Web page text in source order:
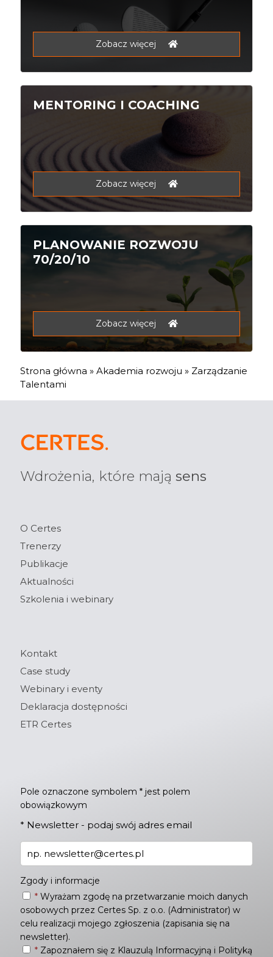
Zobacz więcej
MENTORING I COACHING
Zobacz więcej
PLANOWANIE ROZWOJU
70/20/10
Zobacz więcej
Strona główna » Akademia rozwoju » Zarządzanie
Talentami
Wdrożenia, które mają sens
O Certes
Trenerzy
Publikacje
Aktualności
Szkolenia i webinary
Kontakt
Case study
Webinary i eventy
Deklaracja dostępności
ETR Certes
Pole oznaczone symbolem * jest polem
obowiązkowym
* Newsletter - podaj swój adres email
Zgody i informacje
* Wyrażam zgodę na przetwarzanie moich danych
osobowych przez Certes Sp. z o.o. (Administrator) w
celu realizacji mojego zgłoszenia (zapisania się na
newsletter).
* Zapoznałem się z Klauzulą Informacyjną i Polityką